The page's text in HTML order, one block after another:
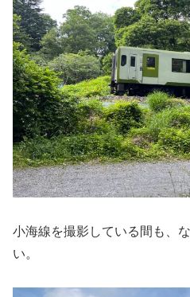
小海線を撮影している間も、
い。